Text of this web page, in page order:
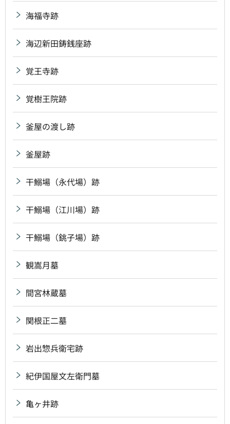
海福寺跡
海辺新田鋳銭座跡
覚王寺跡
覚樹王院跡
釜屋の渡し跡
釜屋跡
干鰯場（永代場）跡
干鰯場（江川場）跡
干鰯場（銚子場）跡
観嵩月墓
間宮林蔵墓
関根正二墓
岩出惣兵衛宅跡
紀伊国屋文左衛門墓
亀ヶ井跡